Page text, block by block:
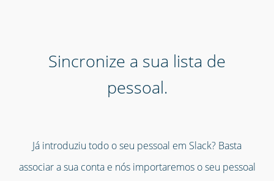
Sincronize a sua lista de
pessoal.
Já introduziu todo o seu pessoal em Slack? Basta
associar a sua conta e nós importaremos o seu pessoal